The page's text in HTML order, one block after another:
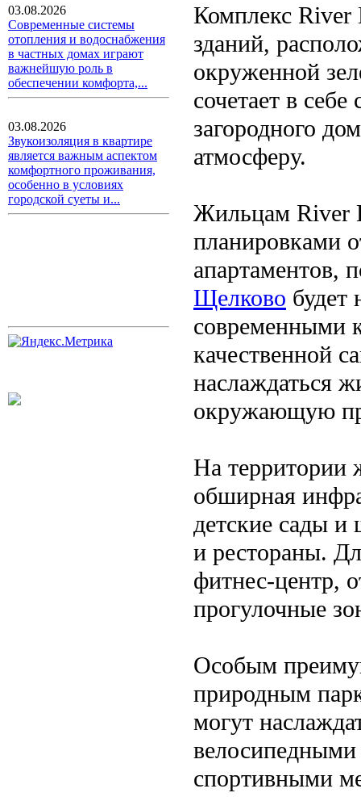
03.08.2026
Современные системы
отопления и водоснабжения
в частных домах играют
важнейшую роль в
обеспечении комфорта,...
03.08.2026
Звукоизоляция в квартире
является важным аспектом
комфортного проживания,
особенно в условиях
городской суеты и...
Комплекс River
зданий,
окруженной
сочетает в
загородного
атмосферу.
Жильцам River
планировками
апартаментов,
Щелково будет
современными
качественной
наслаждаться
окружающую
На территории
обширная
детские сады
и рестораны.
фитнес-центр,
прогулочные
Особым
природным
могут
велосипедными
спортивными